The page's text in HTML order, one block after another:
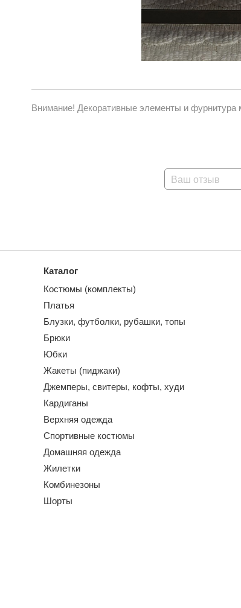
Внимание! Декоративные элементы и фурнитура
Ваш отзыв
Каталог
Костюмы (комплекты)
Платья
Блузки, футболки, рубашки, топы
Брюки
Юбки
Жакеты (пиджаки)
Джемперы, свитеры, кофты, худи
Кардиганы
Верхняя одежда
Спортивные костюмы
Домашняя одежда
Жилетки
Комбинезоны
Шорты